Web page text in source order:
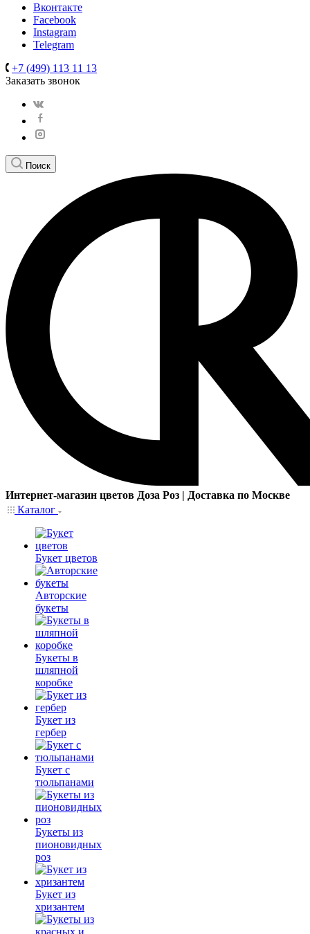
Вконтакте
Facebook
Instagram
Telegram
+7 (499) 113 11 13
Заказать звонок
Поиск
Интернет-магазин цветов Доза Роз | Доставка по Москве
Каталог
Букет цветов
Авторские
букеты
Букеты в
шляпной
коробке
Букет из
гербер
Букет с
тюльпанами
Букеты из
пионовидных
роз
Букет из
хризантем